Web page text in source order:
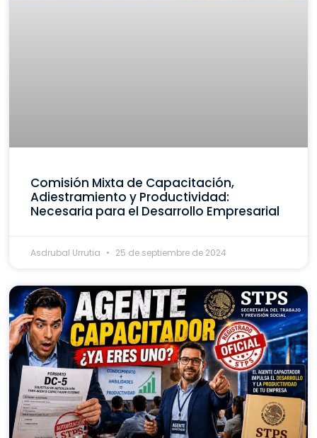
Comisión Mixta de Capacitación,
Adiestramiento y Productividad:
Necesaria para el Desarrollo Empresarial
Asdrubal Urrutia 25 de septiembre de 2024